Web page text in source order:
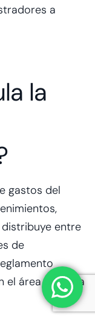
a
la
gastos del
entre
de
el área de cada